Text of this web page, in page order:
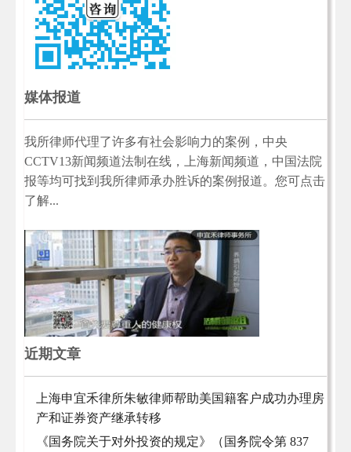
媒体报道
我所律师代理了许多有社会影响力的案例，中央
CCTV13新闻频道法制在线，上海新闻频道，中国法院
报等均可找到我所律师承办胜诉的案例报道。您可点击
了解...
近期文章
上海申宜禾律所朱敏律师帮助美国籍客户成功办理房
产和证券资产继承转移
《国务院关于对外投资的规定》（国务院令第 837